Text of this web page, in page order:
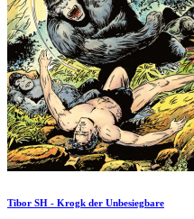
Tibor SH - Krogk der Unbesiegbare